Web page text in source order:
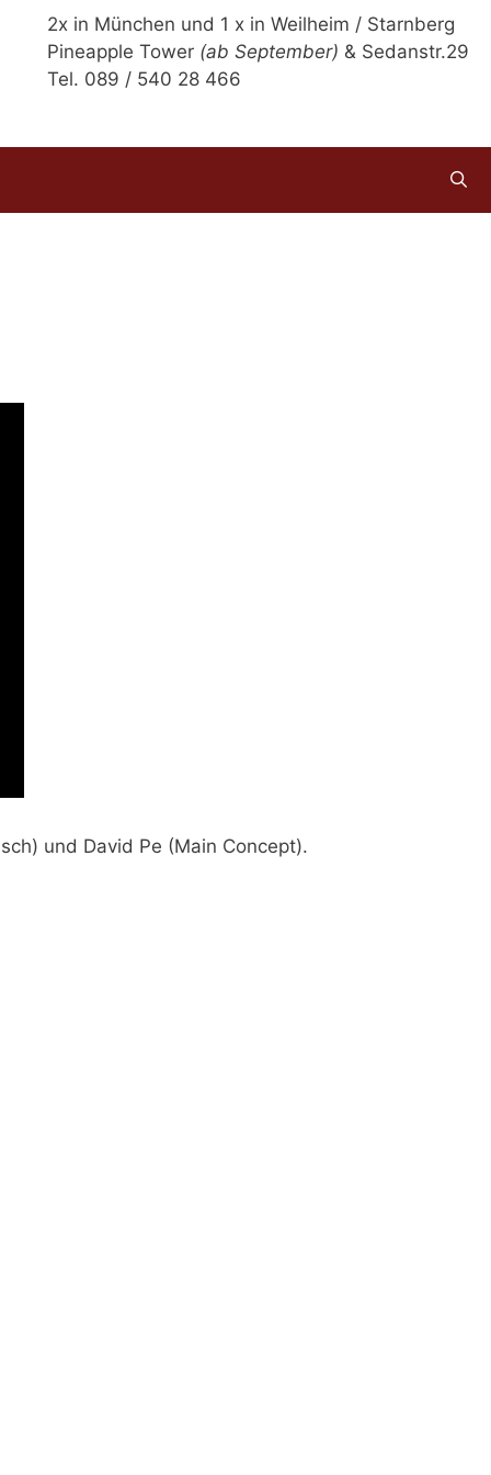
2x in München und 1 x in Weilheim / Starnberg
Pineapple Tower (ab September) & Sedanstr.29
Tel. 089 / 540 28 466
und David Pe (Main Concept).